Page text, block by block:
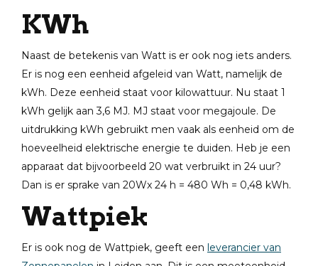
KWh
Naast de betekenis van Watt is er ook nog iets anders.
Er is nog een eenheid afgeleid van Watt, namelijk de
kWh. Deze eenheid staat voor kilowattuur. Nu staat 1
kWh gelijk aan 3,6 MJ. MJ staat voor megajoule. De
uitdrukking kWh gebruikt men vaak als eenheid om de
hoeveelheid elektrische energie te duiden. Heb je een
apparaat dat bijvoorbeeld 20 wat verbruikt in 24 uur?
Dan is er sprake van 20Wx 24 h = 480 Wh = 0,48 kWh.
Wattpiek
Er is ook nog de Wattpiek, geeft een leverancier van